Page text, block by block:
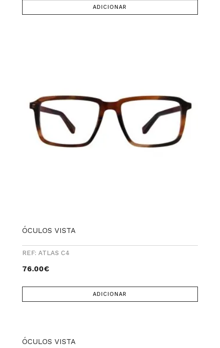
ADICIONAR
ÓCULOS VISTA
76.00€
ADICIONAR
REF: ATLAS C4
ÓCULOS VISTA